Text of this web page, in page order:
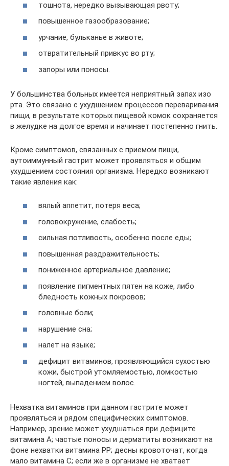
тошнота, нередко вызывающая рвоту;
повышенное газообразование;
урчание, бульканье в животе;
отвратительный привкус во рту;
запоры или поносы.
У большинства больных имеется неприятный запах изо
рта. Это связано с ухудшением процессов переваривания
пищи, в результате которых пищевой комок сохраняется
в желудке на долгое время и начинает постепенно гнить.
Кроме симптомов, связанных с приемом пищи,
аутоиммунный гастрит может проявляться и общим
ухудшением состояния организма. Нередко возникают
такие явления как:
вялый аппетит, потеря веса;
головокружение, слабость;
сильная потливость, особенно после еды;
повышенная раздражительность;
пониженное артериальное давление;
появление пигментных пятен на коже, либо
бледность кожных покровов;
головные боли;
нарушение сна;
налет на языке;
дефицит витаминов, проявляющийся сухостью
кожи, быстрой утомляемостью, ломкостью
ногтей, выпадением волос.
Нехватка витаминов при данном гастрите может
проявляться и рядом специфических симптомов.
Например, зрение может ухудшаться при дефиците
витамина А; частые поносы и дерматиты возникают на
фоне нехватки витамина РР; десны кровоточат, когда
мало витамина С; если же в организме не хватает